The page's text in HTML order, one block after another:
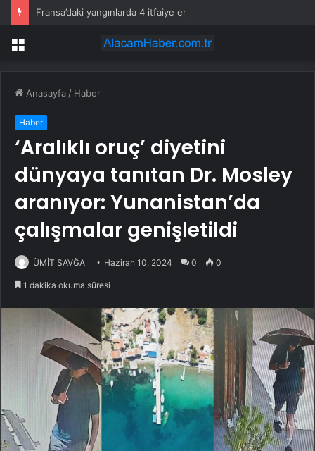
Fransa’daki yangınlarda 4 itfaiye eri hayatını kaybetti
Menü
Anasayfa / Haber
Haber
‘Aralıklı oruç’ diyetini
dünyaya tanıtan Dr. Mosley
aranıyor: Yunanistan’da
çalışmalar genişletildi
ÜMİT SAVĞA Haziran 10, 2024 0 0
1 dakika okuma süresi